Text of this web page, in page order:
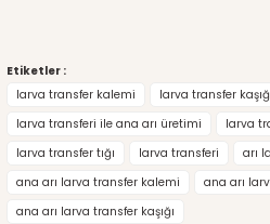
Etiketler :
larva transfer kalemi
larva transfer
larva transferi ile ana arı üretimi
larva
larva transfer tığı
larva transferi
arı
ana arı larva transfer kalemi
ana arı
ana arı larva transfer kaşığı